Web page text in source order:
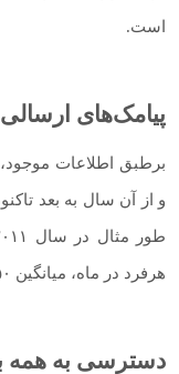
است.
پیامک‌های
و از آن سال به بعد
هرفرد در ماه، میانگین ۱۵۰ Sms بوده است.
دسترسی به همه